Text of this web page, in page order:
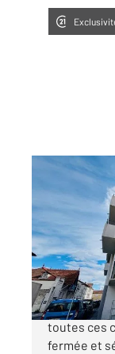
ALES 30
74,12 m
,
Ref : 12892
Alès -
toutes ces
fermée et